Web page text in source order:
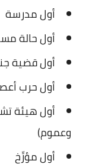
أول مدرسة
أول حالة
أول قضية
أول حرب
أول هيئة
وعموم)
أول مؤرِّخ